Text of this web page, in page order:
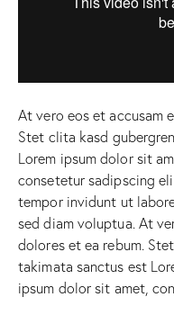
At vero eos et accusam
Stet clita kasd
Lorem ipsum dolor sit
consetetur sadipscing
tempor invidunt ut
sed diam voluptua. At
dolores et ea rebum.
takimata sanctus est
ipsum dolor sit amet,